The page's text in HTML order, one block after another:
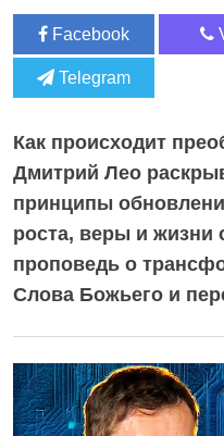
Facebook
Telegram
Как происходит
Дмитрий Лео
принципы
роста, веры и жизни
проповедь о
Слова Божьего и